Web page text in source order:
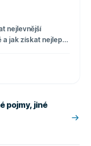
nejlevnější
jak získat nejlepší
pojmy, jiné